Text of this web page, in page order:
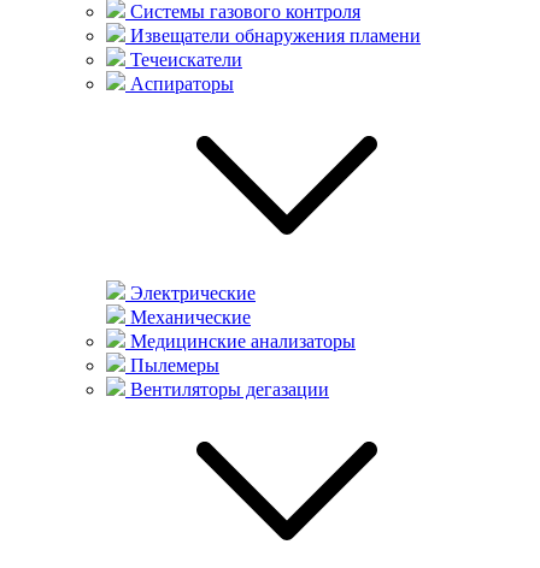
Системы газового контроля
Извещатели обнаружения пламени
Течеискатели
Аспираторы
Электрические
Механические
Медицинские анализаторы
Пылемеры
Вентиляторы дегазации